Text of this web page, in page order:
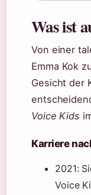
Was ist
Von einer
Emma Kok
Gesicht der
Voice Kids
Karriere
2021:
Voice